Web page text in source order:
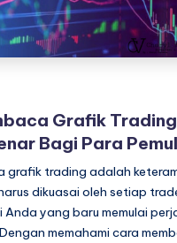
Grafik Trading
Bagi Para
grafik trading adalah
dikuasai oleh setiap
Anda yang baru memulai
memahami cara